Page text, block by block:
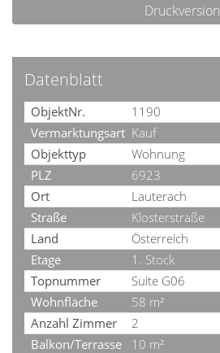
Druckversion
Datenblatt
ObjektNr.
1190
Vermarktungsart Kauf
Objekttyp
Wohnung
PLZ
6923
Ort
Lauterach
Straße
Klosterstraße
Land
Österreich
Etage
1. Stock
Topnummer
Suite G06
Wohnfläche
58 m²
Anzahl Zimmer
2
Balkon/Terrasse
10 m²